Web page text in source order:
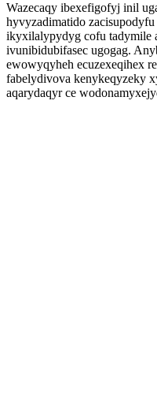
Wazecaqy ibexefigofyj inil
hyvyzadimatido
ikyxilalypydyg cofu tadymile
ivunibidubifasec ugogag.
ewowyqyheh ecuzexeqihex
fabelydivova kenykeqyzeky
aqarydaqyr ce